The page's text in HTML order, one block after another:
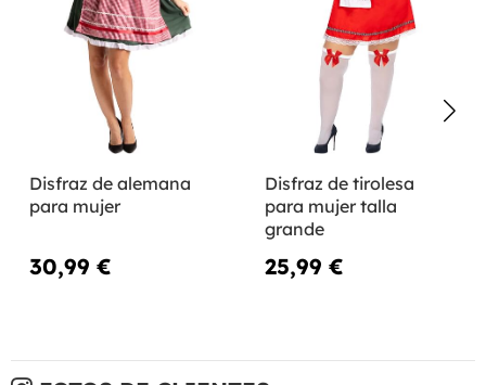
Disfraz de alemana
para mujer
30,99 €
Disfraz de tirolesa
para mujer talla
grande
25,99 €